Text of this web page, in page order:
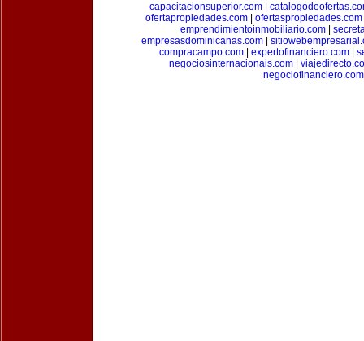
capacitacionsuperior.com
ofertapropiedades.com
ofertaspropiedades.com
emprendimientoinmobiliario.com|
empresasdominicanas.com|
compracampo.com| expertofinanciero.com|
negociosinternacionais.com
negociofinanciero.com